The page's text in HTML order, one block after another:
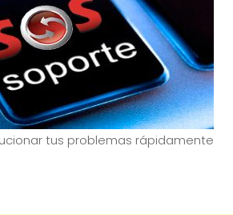
tus problemas rápidamente